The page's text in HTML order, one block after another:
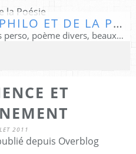
LE MONDE DE LA PHILO ET DE LA POÉSIE
Extraits de livres lus, poèmes perso, poème divers, beaux textes...
ET
2011
depuis Overblog